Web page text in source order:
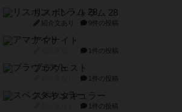
リスボン・トラム 28
紹介文あり 9件の投稿
アマナイト
1件の投稿
ブラヴェスト
1件の投稿
スペクタキュラー
1件の投稿